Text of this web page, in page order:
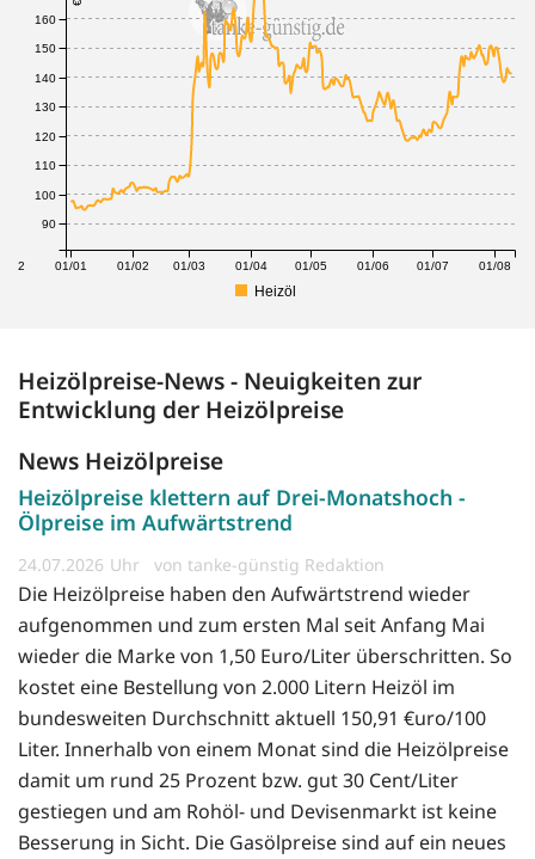
12 01/01 01/02 01/03 01/04 01/05 01/06 01/07 01/08
90
100
110
120
130
140
150
160
Heizöl
Heizölpreise-News - Neuigkeiten zur
Entwicklung der Heizölpreise
News Heizölpreise
Heizölpreise klettern auf Drei-Monatshoch -
Ölpreise im Aufwärtstrend
24.07.2026 von tanke-günstig Redaktion
Die Heizölpreise haben den Aufwärtstrend wieder
aufgenommen und zum ersten Mal seit Anfang Mai
wieder die Marke von 1,50 Euro/Liter überschritten. So
kostet eine Bestellung von 2.000 Litern Heizöl im
bundesweiten Durchschnitt aktuell 150,91 €uro/100
Liter. Innerhalb von einem Monat sind die Heizölpreise
damit um rund 25 Prozent bzw. gut 30 Cent/Liter
gestiegen und am Rohöl- und Devisenmarkt ist keine
Besserung in Sicht. Die Gasölpreise sind auf ein neues